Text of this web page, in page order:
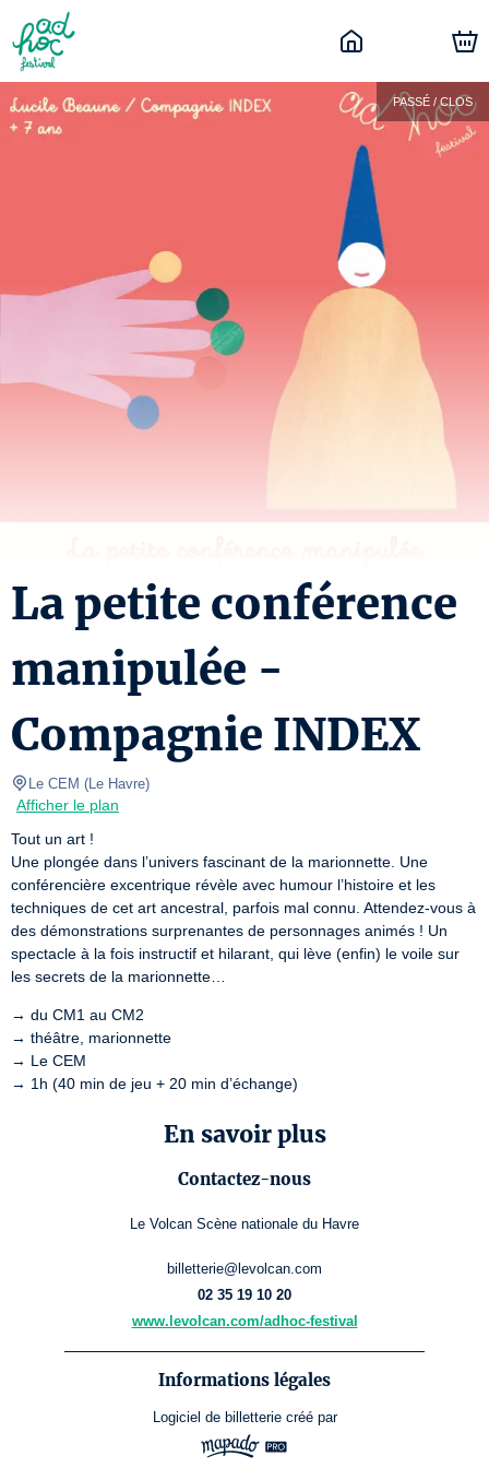
PASSÉ / CLOS
La petite conférence
manipulée -
Compagnie INDEX
Le CEM (Le Havre)
Afficher le plan
Tout un art !
Une plongée dans l’univers fascinant de la marionnette. Une
conférencière excentrique révèle avec humour l’histoire et les
techniques de cet art ancestral, parfois mal connu. Attendez-vous à
des démonstrations surprenantes de personnages animés ! Un
spectacle à la fois instructif et hilarant, qui lève (enfin) le voile sur
les secrets de la marionnette…
→ du CM1 au CM2
→ théâtre, marionnette
→ Le CEM
→ 1h (40 min de jeu + 20 min d’échange)
En savoir plus
Contactez-nous
Le Volcan Scène nationale du Havre
billetterie@levolcan.com
02 35 19 10 20
www.levolcan.com/adhoc-festival
Informations légales
Logiciel de billetterie créé par